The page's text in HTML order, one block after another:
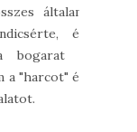
általam
és
bogarat a
"harcot" és